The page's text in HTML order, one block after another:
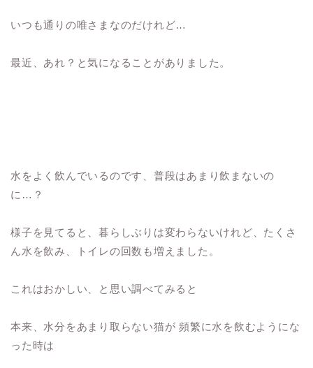
いつも通りの唯さまなのだけれど…
最近、あれ？と気になることがありました。
水をよく飲んでいるのです、普段はあまり飲まないの
に…？
様子を見てると、暮らしぶりは変わらないけれど、たくさ
ん水を飲み、トイレの回数も増えました。
これはおかしい、と思い調べてみると
本来、水分をあまり取らない猫が 頻繁に水を飲むようにな
った時は